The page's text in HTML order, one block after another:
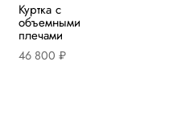
Куртка с
объемными
плечами
46 800 ₽